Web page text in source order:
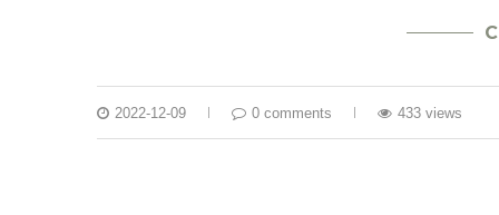
2022-12-09 0 comments 433 views